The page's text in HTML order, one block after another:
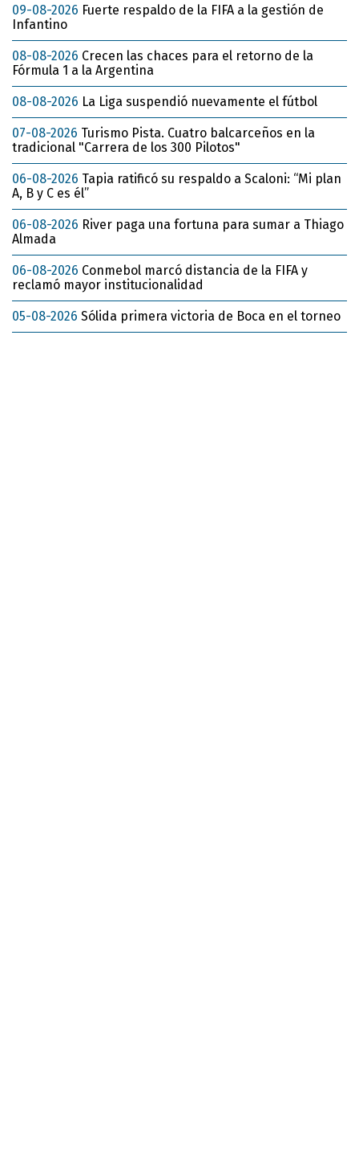
09-08-2026 Fuerte respaldo de la FIFA a la gestión de
Infantino
08-08-2026 Crecen las chaces para el retorno de la
Fórmula 1 a la Argentina
08-08-2026 La Liga suspendió nuevamente el fútbol
07-08-2026 Turismo Pista. Cuatro balcarceños en la
tradicional "Carrera de los 300 Pilotos"
06-08-2026 Tapia ratificó su respaldo a Scaloni: “Mi plan
A, B y C es él”
06-08-2026 River paga una fortuna para sumar a Thiago
Almada
06-08-2026 Conmebol marcó distancia de la FIFA y
reclamó mayor institucionalidad
05-08-2026 Sólida primera victoria de Boca en el torneo